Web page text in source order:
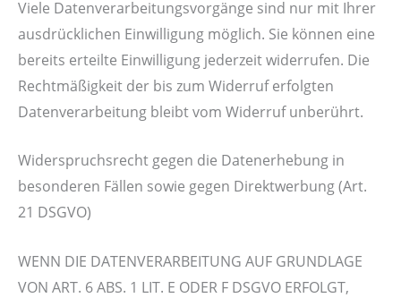
Viele Datenverarbeitungsvorgänge sind nur mit Ihrer
ausdrücklichen Einwilligung möglich. Sie können eine
bereits erteilte Einwilligung jederzeit widerrufen. Die
Rechtmäßigkeit der bis zum Widerruf erfolgten
Datenverarbeitung bleibt vom Widerruf unberührt.
Widerspruchsrecht gegen die Datenerhebung in
besonderen Fällen sowie gegen Direktwerbung (Art.
21 DSGVO)
WENN DIE DATENVERARBEITUNG AUF GRUNDLAGE
VON ART. 6 ABS. 1 LIT. E ODER F DSGVO ERFOLGT,